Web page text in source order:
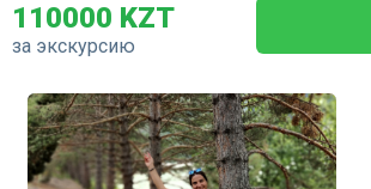
110000 KZT
за экскурсию